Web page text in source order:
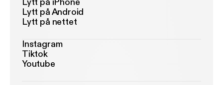
Lytt på Android
Lytt på nettet
Instagram
Tiktok
Youtube